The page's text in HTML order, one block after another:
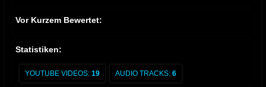
Vor Kurzem Bewertet:
Statistiken:
YOUTUBE VIDEOS: 19 AUDIO TRACKS: 6